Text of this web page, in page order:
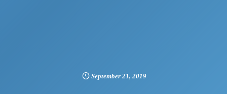
September 21,2019